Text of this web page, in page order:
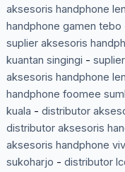
aksesoris handphone
handphone gamen tebo
suplier aksesoris
kuantan singingi -
aksesoris handphone
handphone foomee
kuala - distributor
distributor aksesoris
aksesoris handphone
sukoharjo - distributor